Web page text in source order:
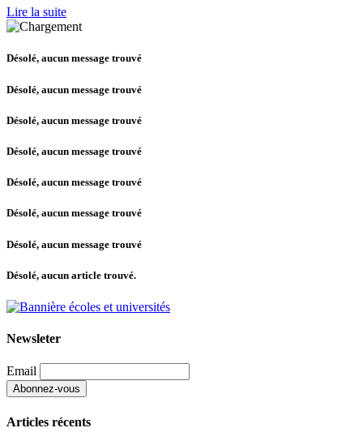
Lire la suite
Désolé, aucun message trouvé
Désolé, aucun message trouvé
Désolé, aucun message trouvé
Désolé, aucun message trouvé
Désolé, aucun message trouvé
Désolé, aucun message trouvé
Désolé, aucun message trouvé
Désolé, aucun article trouvé.
Newsleter
Email
Articles récents